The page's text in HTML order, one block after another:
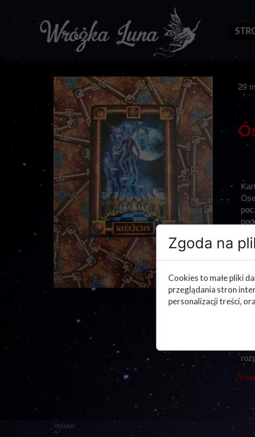
REKLAM
A
29
W
Zgoda na
Cookies to małe pliki
przeglądania stron
personalizacji treści,